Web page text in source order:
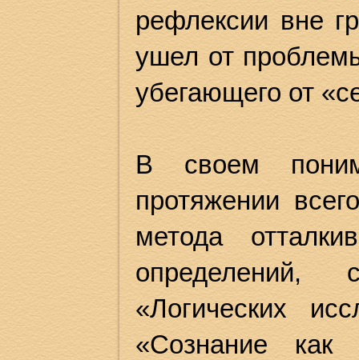
рефлексии вне
ушел от
убегающего от
В своем
протяжении
метода
«Логических
«Сознание как